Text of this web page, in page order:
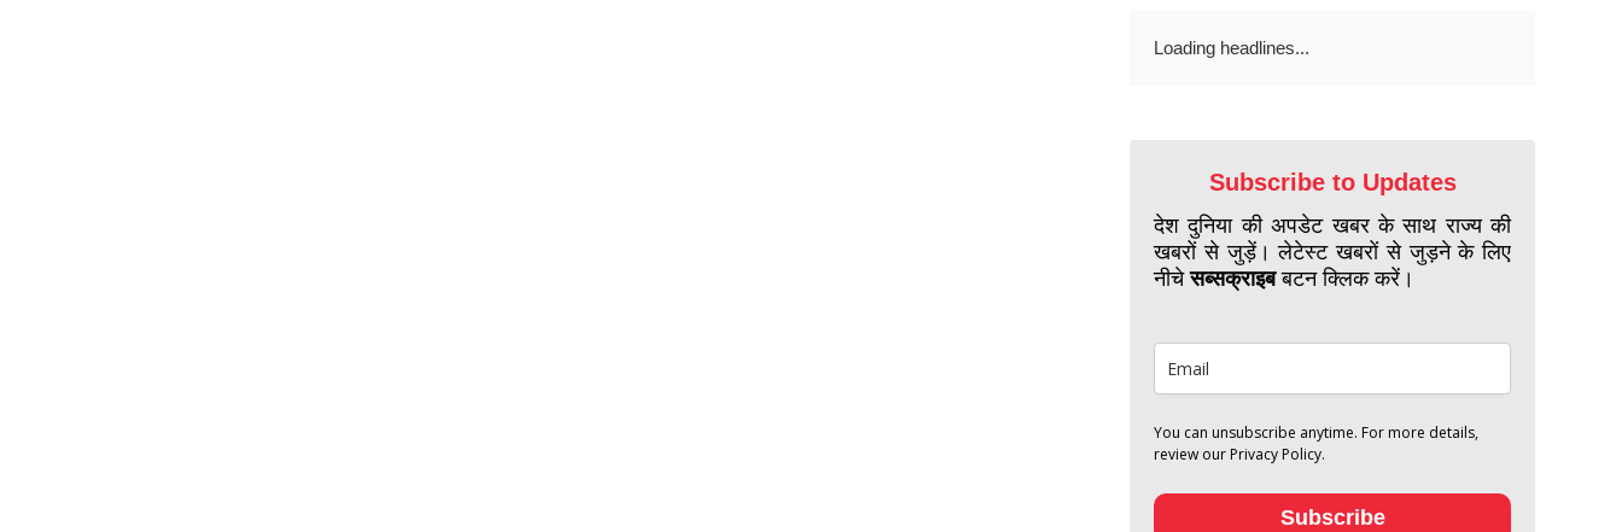
Loading headlines...
Subscribe to Updates
देश दुनिया की अपडेट खबर के साथ राज्य की
खबरों से जुड़ें। लेटेस्ट खबरों से जुड़ने के लिए
नीचेसब्सक्राइबबटन क्लिक करें।
You can unsubscribe anytime. For more details,
review our Privacy Policy.
Subscribe